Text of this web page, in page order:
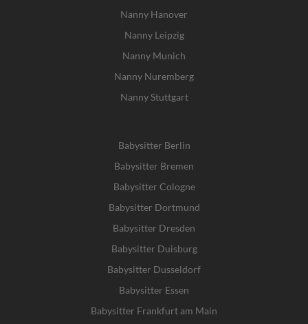
Nanny Hanover
Nanny Leipzig
Nanny Munich
Nanny Nuremberg
Nanny Stuttgart
Babysitter Berlin
Babysitter Bremen
Babysitter Cologne
Babysitter Dortmund
Babysitter Dresden
Babysitter Duisburg
Babysitter Dusseldorf
Babysitter Essen
Babysitter Frankfurt am Main